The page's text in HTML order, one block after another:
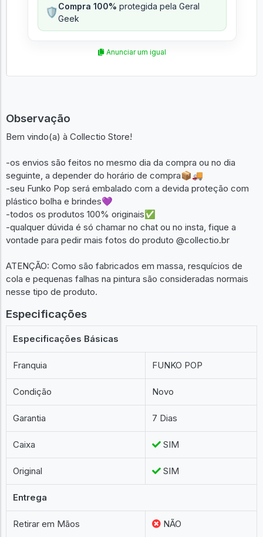
🛡️Compra 100% protegida pela Geral
Geek
Anunciar um igual
Observação
Bem vindo(a) à Collectio Store!
-os envios são feitos no mesmo dia da compra ou no dia
seguinte, a depender do horário de compra📦🚚
-seu Funko Pop será embalado com a devida proteção com
plástico bolha e brindes💜
-todos os produtos 100% originais✅
-qualquer dúvida é só chamar no chat ou no insta, fique a
vontade para pedir mais fotos do produto @collectio.br
ATENÇÃO: Como são fabricados em massa, resquícios de
cola e pequenas falhas na pintura são consideradas normais
nesse tipo de produto.
Especificações
Especificações Básicas
Franquia FUNKO POP
Condição Novo
Garantia 7 Dias
Caixa SIM
Original SIM
Entrega
Retirar em Mãos NÃO